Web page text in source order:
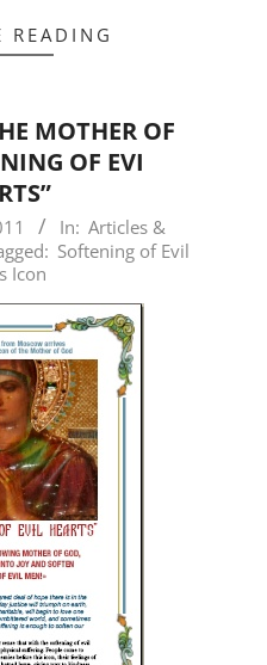
READING
MOTHER OF
OF EVI
In: Articles &
Softening of Evil
Icon